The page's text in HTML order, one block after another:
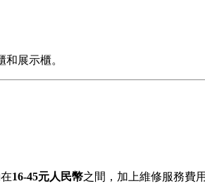
展示櫃。
16-45元人民幣之間，加上維修服務費